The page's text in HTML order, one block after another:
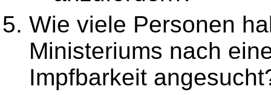
Wie viele Personen
Ministeriums nach
Impfbarkeit